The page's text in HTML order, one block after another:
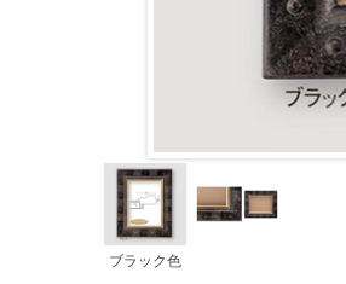
ブラック色